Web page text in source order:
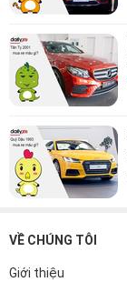
VỀ CHÚNG TÔI
Giới thiệu